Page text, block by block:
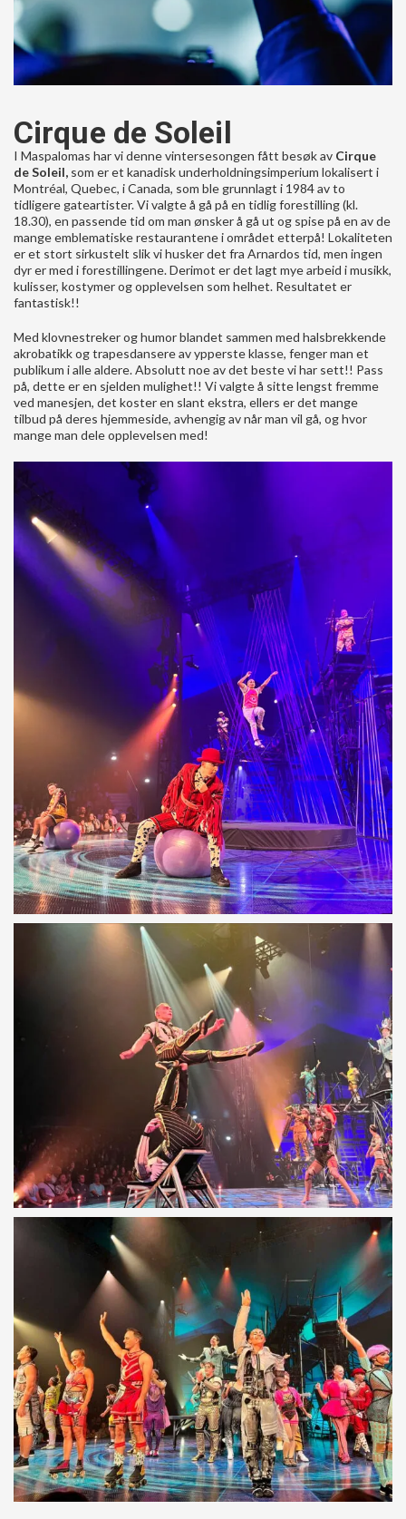
Cirque de Soleil
I Maspalomas har vi denne vintersesongen fått besøk av Cirque
de Soleil, som er et kanadisk underholdningsimperium lokalisert i
Montréal, Quebec, i Canada, som ble grunnlagt i 1984 av to
tidligere gateartister. Vi valgte å gå på en tidlig forestilling (kl.
18.30), en passende tid om man ønsker å gå ut og spise på en av de
mange emblematiske restaurantene i området etterpå! Lokaliteten
er et stort sirkustelt slik vi husker det fra Arnardos tid, men ingen
dyr er med i forestillingene. Derimot er det lagt mye arbeid i musikk,
kulisser, kostymer og opplevelsen som helhet. Resultatet er
fantastisk!!
Med klovnestreker og humor blandet sammen med halsbrekkende
akrobatikk og trapesdansere av ypperste klasse, fenger man et
publikum i alle aldere. Absolutt noe av det beste vi har sett!! Pass
på, dette er en sjelden mulighet!! Vi valgte å sitte lengst fremme
ved manesjen, det koster en slant ekstra, ellers er det mange
tilbud på deres hjemmeside, avhengig av når man vil gå, og hvor
mange man dele opplevelsen med!